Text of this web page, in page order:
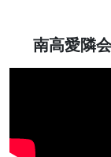
南高愛隣